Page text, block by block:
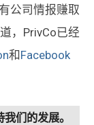
公司情报赚取
，PrivCo已经
和 Facebook
们的发展。